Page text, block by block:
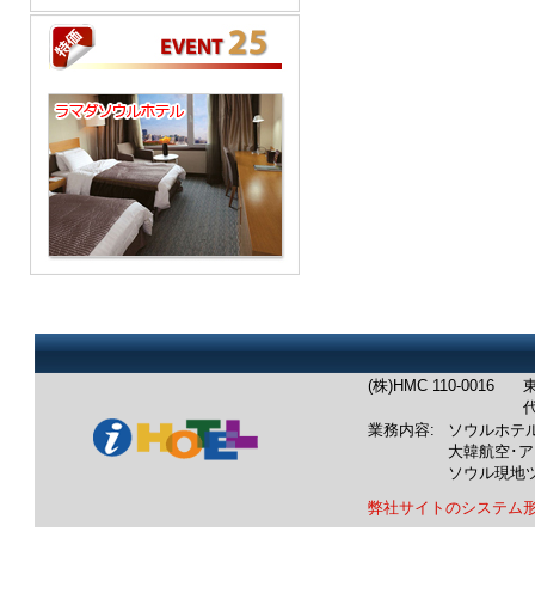
(株)HMC 110-0016
業務内容:
ソウルホテ
大韓航空･
ソウル現地
弊社サイトのシステム